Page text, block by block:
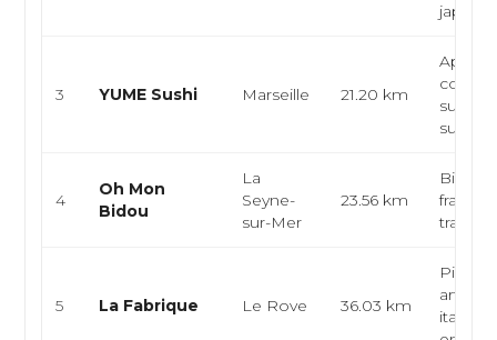
3 YUME Sushi Marseille 21.20 km
sushi
sushi,
4
Oh Mon
Bidou
La
Seyne-
sur-Mer
23.56 km
5 La Fabrique Le Rove 36.03 km